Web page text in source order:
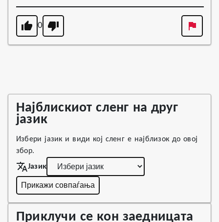
0
Најблискиот сленг на друг
јазик
Избери јазик и види кој сленг е најблизок до овој
збор.
Јазик
Прикажи совпаѓања
Приклучи се кон заедницата